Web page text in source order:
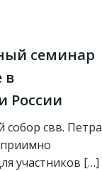
семинар
в
России
свв. Петра
участников […]